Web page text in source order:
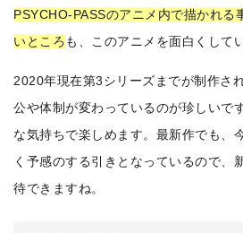
PSYCHO-PASSのアニメ内で描かれる
いところ も、このアニメを面白くして
2020年現在第3シリーズまでが制作さ
公や体制が変わっているのが珍しいで
な気持ちで楽しめます。最新作でも、
く予感のする引きとなっているので、
待できますね。